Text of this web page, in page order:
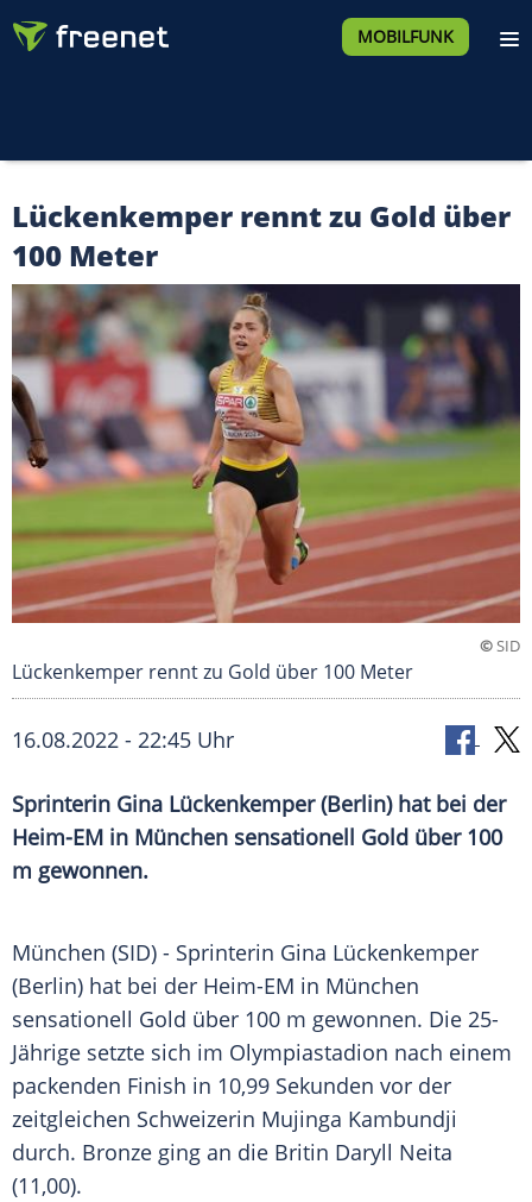
MOBILFUNK
Lückenkemper rennt zu Gold über
100 Meter
©SID
Lückenkemper rennt zu Gold über 100 Meter
16.08.2022 - 22:45 Uhr
Sprinterin Gina Lückenkemper (Berlin) hat bei der
Heim-EM in München sensationell Gold über 100
m gewonnen.
München (SID) - Sprinterin Gina Lückenkemper
(Berlin) hat bei der Heim-EM in München
sensationell Gold über 100 m gewonnen. Die 25-
Jährige setzte sich im Olympiastadion nach einem
packenden Finish in 10,99 Sekunden vor der
zeitgleichen Schweizerin Mujinga Kambundji
durch. Bronze ging an die Britin Daryll Neita
(11,00).